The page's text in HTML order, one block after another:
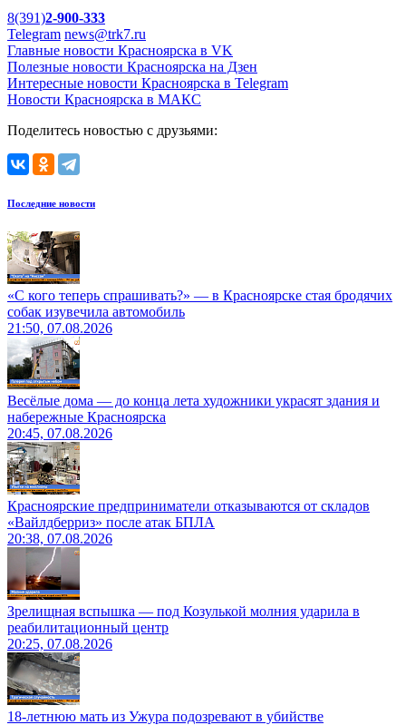
8(391)2-900-333
Telegram news@trk7.ru
Главные новости Красноярска в VK
Полезные новости Красноярска на Дзен
Интересные новости Красноярска в Telegram
Новости Красноярска в МАКС
Поделитесь новостью с друзьями:
Последние новости
«С кого теперь спрашивать?» — в Красноярске стая бродячих
собак изувечила автомобиль
21:50, 07.08.2026
Весёлые дома — до конца лета художники украсят здания и
набережные Красноярска
20:45, 07.08.2026
Красноярские предприниматели отказываются от складов
«Вайлдберриз» после атак БПЛА
20:38, 07.08.2026
Зрелищная вспышка — под Козулькой молния ударила в
реабилитационный центр
20:25, 07.08.2026
18-летнюю мать из Ужура подозревают в убийстве